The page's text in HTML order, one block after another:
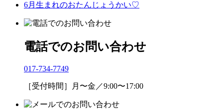
6月生まれのおたんじょうかい♡
電話でのお問い合わせ
017-734-7749
［受付時間］月〜金／9:00〜17:00